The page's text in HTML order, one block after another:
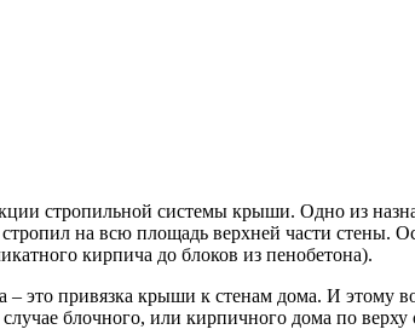
стропильной системы крыши. Одно из
на всю площадь верхней части стены.
кирпича до блоков из пенобетона).
– это привязка крыши к стенам дома. И этому
блочного, или кирпичного дома по